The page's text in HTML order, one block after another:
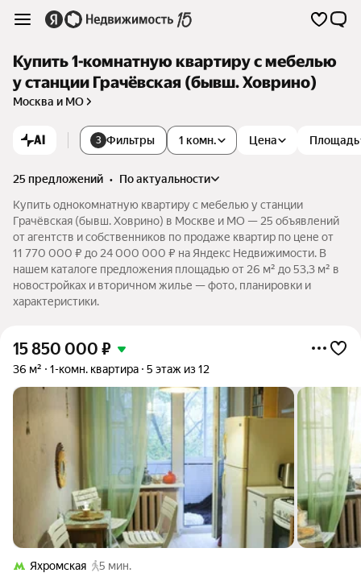
Купить 1-комнатную квартиру с мебелью
у станции Грачёвская (бывш. Ховрино)
Москва и МО
AI 3 Фильтры 1 комн. Цена Площадь
25 предложений •
по актуальности
Купить однокомнатную квартиру с мебелью у станции
Грачёвская (бывш. Ховрино) в Москве и МО — 25 объявлений
от агентств и собственников по продаже квартир по цене от
11 770 000 ₽ до 24 000 000 ₽ на Яндекс Недвижимости. В
нашем каталоге предложения площадью от 26 м² до 53,3 м² в
новостройках и вторичном жилье — фото, планировки и
характеристики.
15 850 000 ₽
36 м² 1-комн. квартира 5 этаж из 12
Яхромская
5 мин.